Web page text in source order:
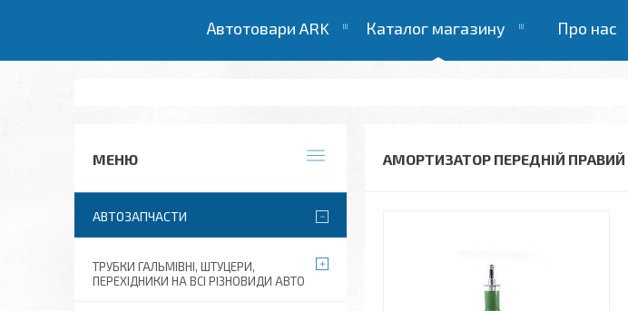
Автотовари ARK Каталог магазину Про нас
АМОРТИЗАТОР ПЕРЕДНІЙ ПРАВИЙ
АВТОЗАПЧАСТИ
ТРУБКИ ГАЛЬМІВНІ, ШТУЦЕРИ,
ПЕРЕХІДНИКИ НА ВСІ РІЗНОВИДИ АВТО